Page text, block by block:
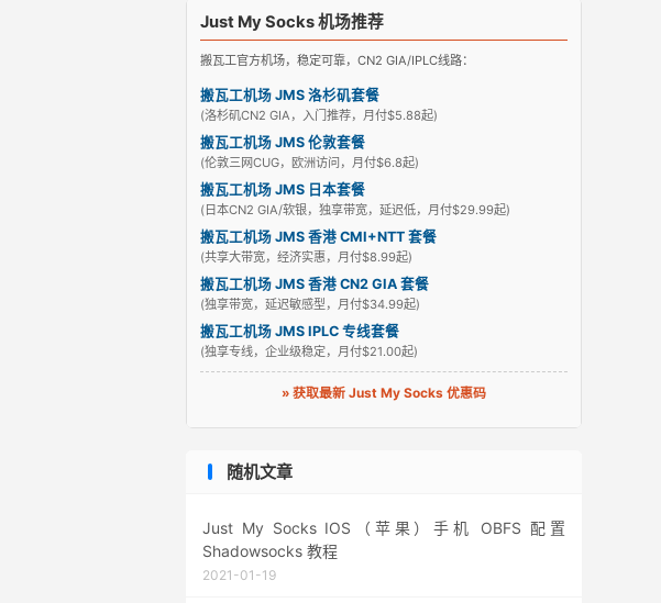
Just My Socks 机场推荐
搬瓦工官方机场，稳定可靠，CN2 GIA/IPLC线路：
搬瓦工机场 JMS 洛杉矶套餐
(洛杉矶CN2 GIA，入门推荐，月付$5.88起)
搬瓦工机场 JMS 伦敦套餐
(伦敦三网CUG，欧洲访问，月付$6.8起)
搬瓦工机场 JMS 日本套餐
(日本CN2 GIA/软银，独享带宽，延迟低，月付$29.99起)
搬瓦工机场 JMS 香港 CMI+NTT 套餐
(共享大带宽，经济实惠，月付$8.99起)
搬瓦工机场 JMS 香港 CN2 GIA 套餐
(独享带宽，延迟敏感型，月付$34.99起)
搬瓦工机场 JMS IPLC 专线套餐
(独享专线，企业级稳定，月付$21.00起)
» 获取最新 Just My Socks 优惠码
随机文章
Just My Socks IOS（苹果）手机 OBFS 配置
Shadowsocks 教程
2021-01-19